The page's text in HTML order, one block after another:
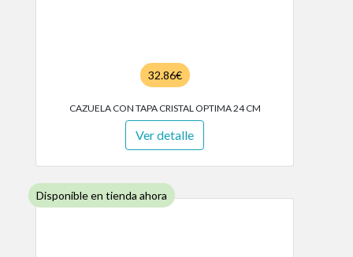
32.86€
CAZUELA CON TAPA CRISTAL OPTIMA 24 CM
Ver detalle
Disponible en tienda ahora